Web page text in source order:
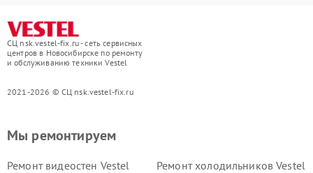
СЦ nsk.vestel-fix.ru - сеть сервисных
центров в Новосибирске по ремонту
и обслуживанию техники Vestel
2021-2026 © СЦ nsk.vestel-fix.ru
Мы ремонтируем
Ремонт видеостен Vestel
Ремонт холодильников Vestel